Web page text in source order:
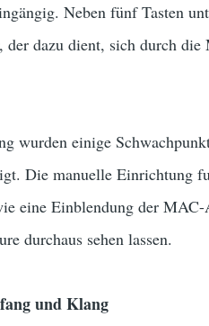
Neben fünf Tasten
dazu dient, sich durch
wurden einige
Die manuelle Einrichtung
eine Einblendung der
durchaus sehen lassen.
und Klang